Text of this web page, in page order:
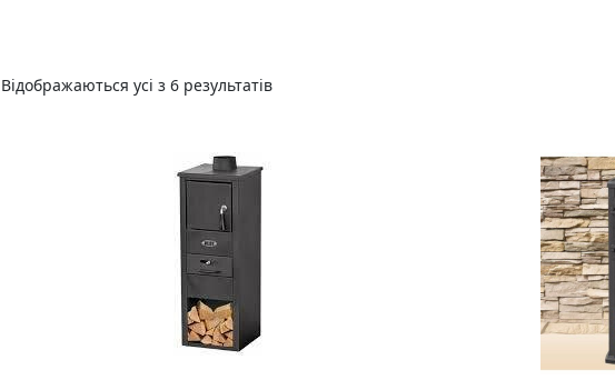
Відображаються усі з 6 результатів